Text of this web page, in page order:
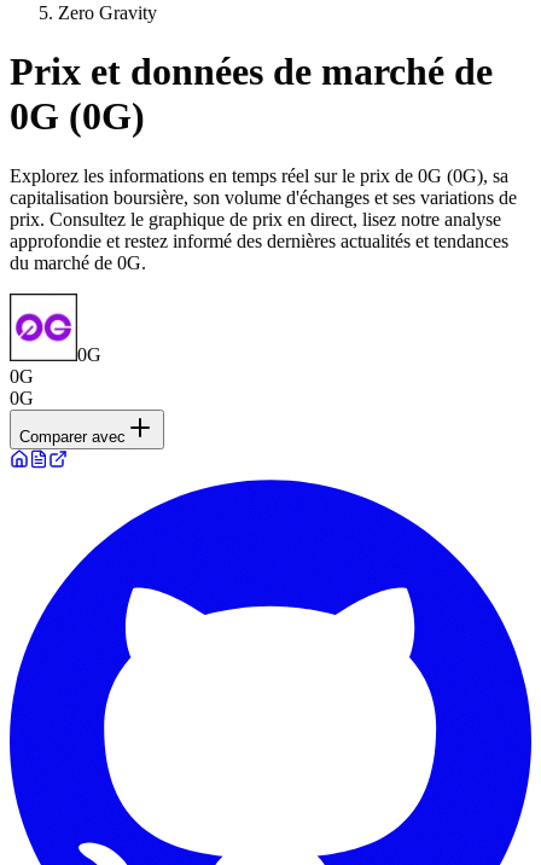
Zero Gravity
Prix et données de marché de
0G (0G)
Explorez les informations en temps réel sur le prix de 0G (0G), sa
capitalisation boursière, son volume d'échanges et ses variations de
prix. Consultez le graphique de prix en direct, lisez notre analyse
approfondie et restez informé des dernières actualités et tendances
du marché de 0G.
0G
0G
0G
Comparer avec